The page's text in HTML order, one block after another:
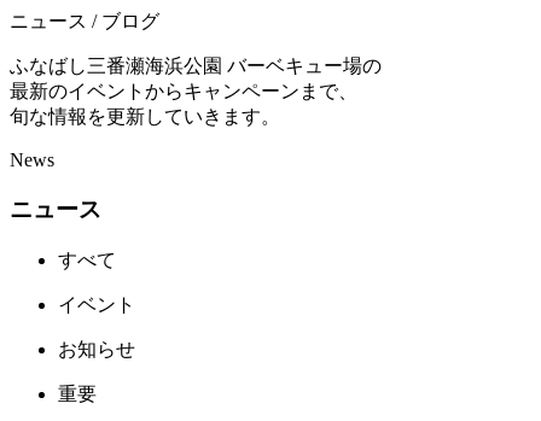
ニュース / ブログ
ふなばし三番瀬海浜公園 バーベキュー場の
最新のイベントからキャンペーンまで、
旬な情報を更新していきます。
News
ニュース
すべて
イベント
お知らせ
重要